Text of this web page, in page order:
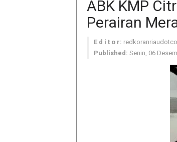
ABK KMP
Perairan
E d i t o r: redkoranriaudotco
Published: Senin, 06